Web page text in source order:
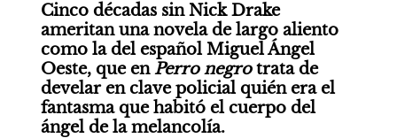
Cinco décadas sin Nick Drake
ameritan una novela de largo aliento
como la del español Miguel Ángel
Oeste, que en Perro negro trata de
develar en clave policial quién era el
fantasma que habitó el cuerpo del
ángel de la melancolía.